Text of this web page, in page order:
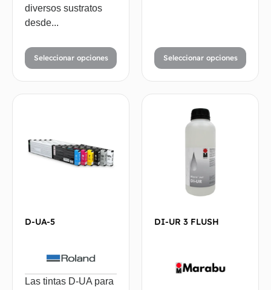
diversos sustratos
desde...
Seleccionar opciones Seleccionar opciones
D-UA-5
Las tintas D-UA para
DI-UR 3 FLUSH